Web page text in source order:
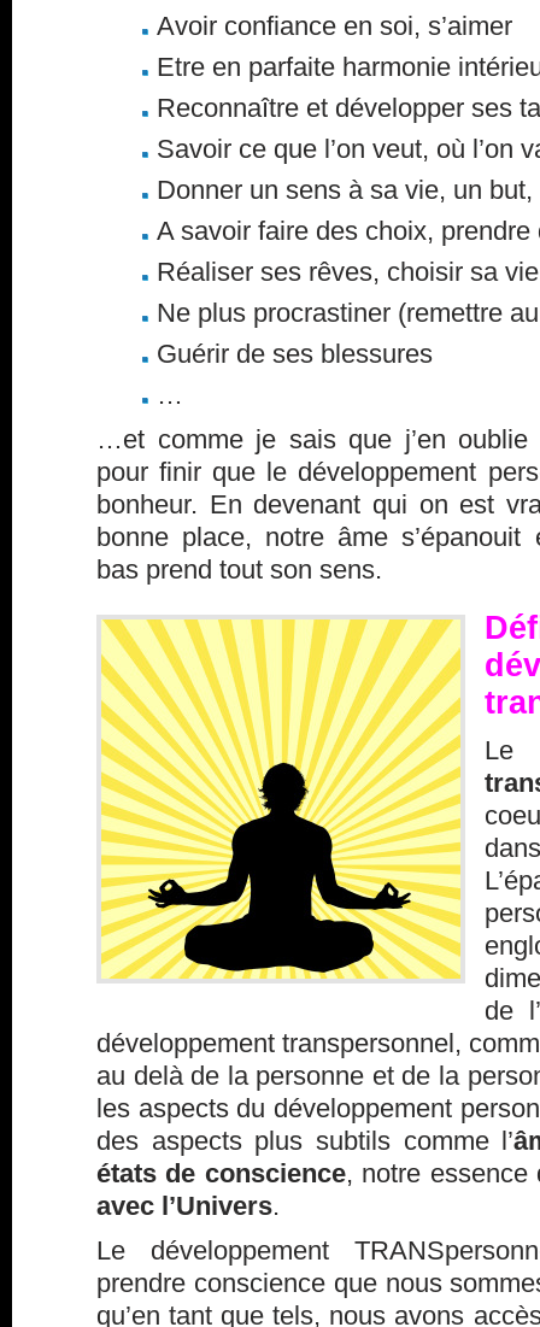
Avoir confiance en soi, s’aimer
Etre en parfaite harmonie
Reconnaître et développer ses
Savoir ce que l’on veut, où l’on
Donner un sens à sa vie, un
A savoir faire des choix,
Réaliser ses rêves, choisir sa vie
Ne plus procrastiner (remettre
Guérir de ses blessures
…
…et comme je sais que j’en oublie
pour finir que le développement
bonheur. En devenant qui on est
bonne place, notre âme
bas prend tout son sens.
Le
de
développement transpersonnel,
au delà de la personne et de la
les aspects du développement
des aspects plus subtils comme l’
états de conscience, notre
avec l’Univers.
Le développement
prendre conscience que nous
qu’en tant que tels, nous avons